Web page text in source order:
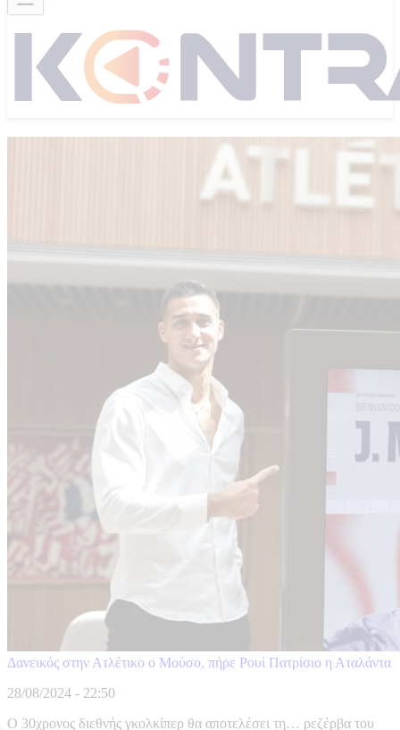
Δανεικός στην Ατλέτικο ο Μούσο, πήρε Ρουί Πατρίσιο η Αταλάντα
28/08/2024 - 22:50
Ο 30χρονος διεθνής γκολκίπερ θα αποτελέσει τη… ρεζέρβα του